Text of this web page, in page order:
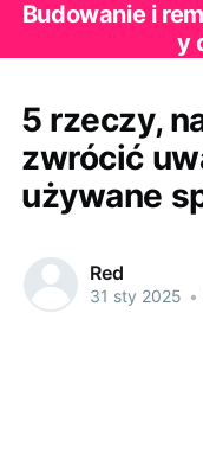
Budowanie i
y
5 rzeczy,
zwrócić
używane
Red
31 sty 2025 •